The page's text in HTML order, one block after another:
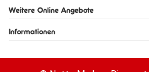
Weitere Online Angebote
Informationen